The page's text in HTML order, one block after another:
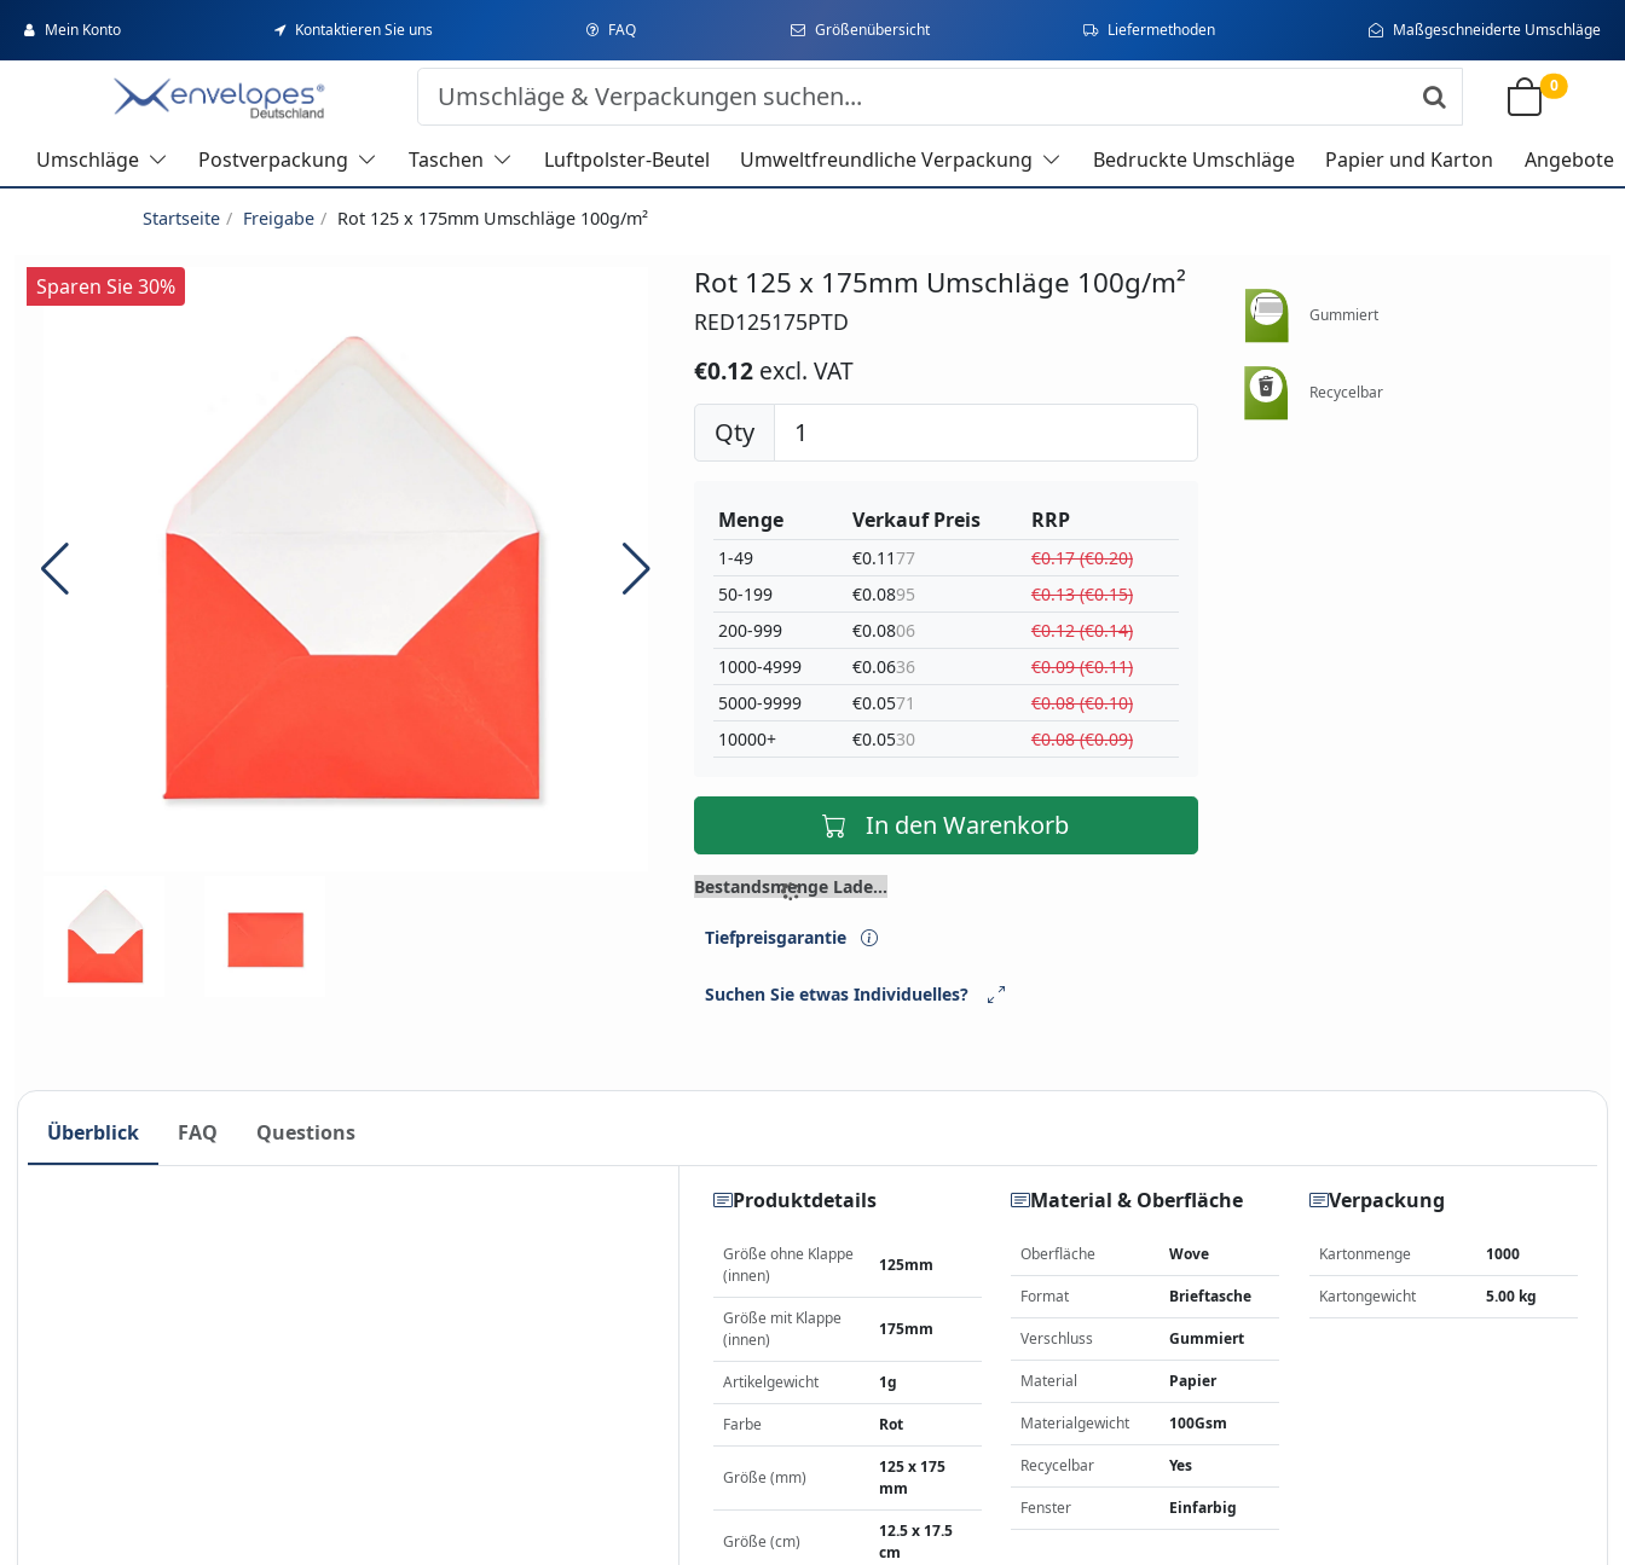
Mein Konto Kontaktieren Sie uns FAQ Größenübersicht Liefermethoden Maßgeschneiderte Umschläge
0
Umschläge Postverpackung Taschen Luftpolster-Beutel Umweltfreundliche Verpackung Bedruckte Umschläge Papier und Karton Angebote
Startseite Freigabe Rot 125 x 175mm Umschläge 100g/m²
Sparen Sie 30% Rot 125 x 175mm Umschläge 100g/m²
RED125175PTD
€0.12 excl. VAT
Qty
Menge
1-49
50-199
200-999
1000-4999
5000-9999
10000+
Verkauf Preis
€0.1177
€0.0895
€0.0806
€0.0636
€0.0571
€0.0530
RRP
€0.17 (€0.20)
€0.13 (€0.15)
€0.12 (€0.14)
€0.09 (€0.11)
€0.08 (€0.10)
€0.08 (€0.09)
In den Warenkorb
Bestandsmenge Lade...
Tiefpreisgarantie
Suchen Sie etwas Individuelles?
Gummiert
Recycelbar
Überblick FAQ Questions
Produktdetails
Größe ohne Klappe
(innen)
125mm
Größe mit Klappe
(innen)
175mm
Artikelgewicht 1g
Farbe Rot
Größe (mm)
125 x 175
mm
Größe (cm)
12.5 x 17.5
cm
Material & Oberfläche
Oberfläche Wove
Format Brieftasche
Verschluss Gummiert
Material Papier
Materialgewicht 100Gsm
Recycelbar Yes
Fenster Einfarbig
Verpackung
Kartonmenge 1000
Kartongewicht 5.00 kg